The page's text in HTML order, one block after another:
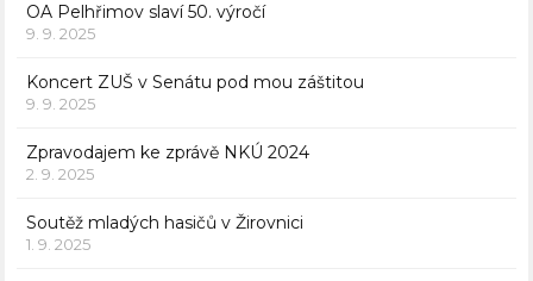
OA Pelhřimov slaví 50. výročí
9. 9. 2025
Koncert ZUŠ v Senátu pod mou záštitou
9. 9. 2025
Zpravodajem ke zprávě NKÚ 2024
2. 9. 2025
Soutěž mladých hasičů v Žirovnici
1. 9. 2025